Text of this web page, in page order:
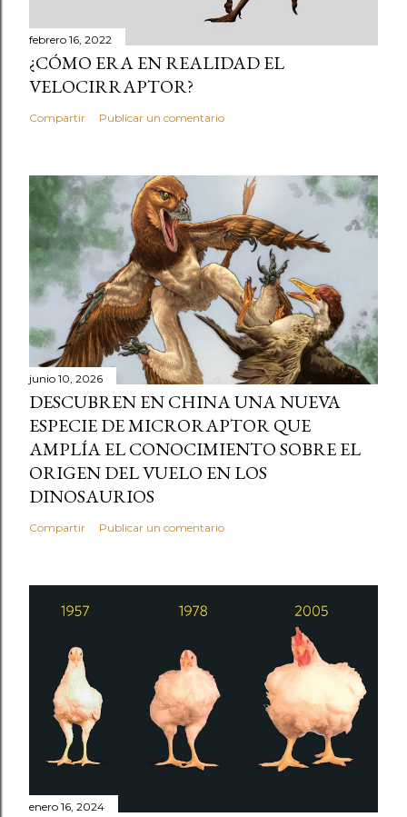
febrero 16, 2022
¿CÓMO ERA EN REALIDAD EL
VELOCIRRAPTOR?
Compartir Publicar un comentario
junio 10, 2026
DESCUBREN EN CHINA UNA NUEVA
ESPECIE DE MICRORAPTOR QUE
AMPLÍA EL CONOCIMIENTO SOBRE EL
ORIGEN DEL VUELO EN LOS
DINOSAURIOS
Compartir Publicar un comentario
enero 16, 2024